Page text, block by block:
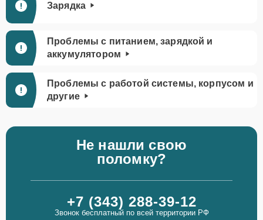
Зарядка
Проблемы с питанием, зарядкой и
аккумулятором
Проблемы с работой системы, корпусом и
другие
Не нашли свою
поломку?
+7 (343) 288-39-12
Звонок бесплатный по всей территории РФ